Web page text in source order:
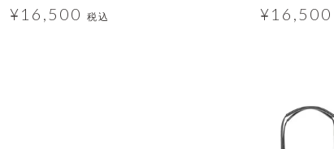
¥16,500 税込 ¥16,500